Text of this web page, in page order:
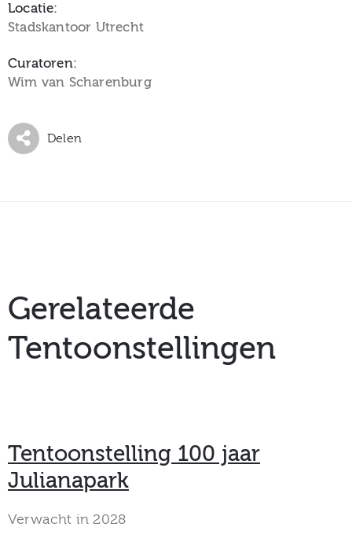
Locatie:
Stadskantoor Utrecht
Curatoren:
Wim van Scharenburg
Delen
Gerelateerde
Tentoonstellingen
Tentoonstelling 100 jaar
Julianapark
Verwacht in 2028